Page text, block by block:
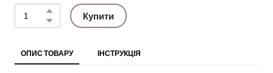
Купити
ОПИС ТОВАРУ ІНСТРУКЦІЯ